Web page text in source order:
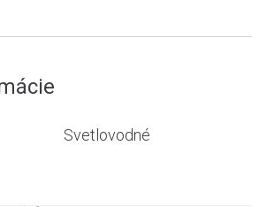
Svetlovodné